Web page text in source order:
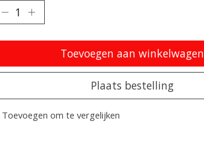
Toevoegen aan winkelwagen
Plaats bestelling
Toevoegen om te vergelijken